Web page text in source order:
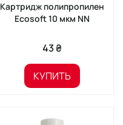
Картридж полипропилен
Ecosoft 10 мкм NN
43 ₴
КУПИТЬ